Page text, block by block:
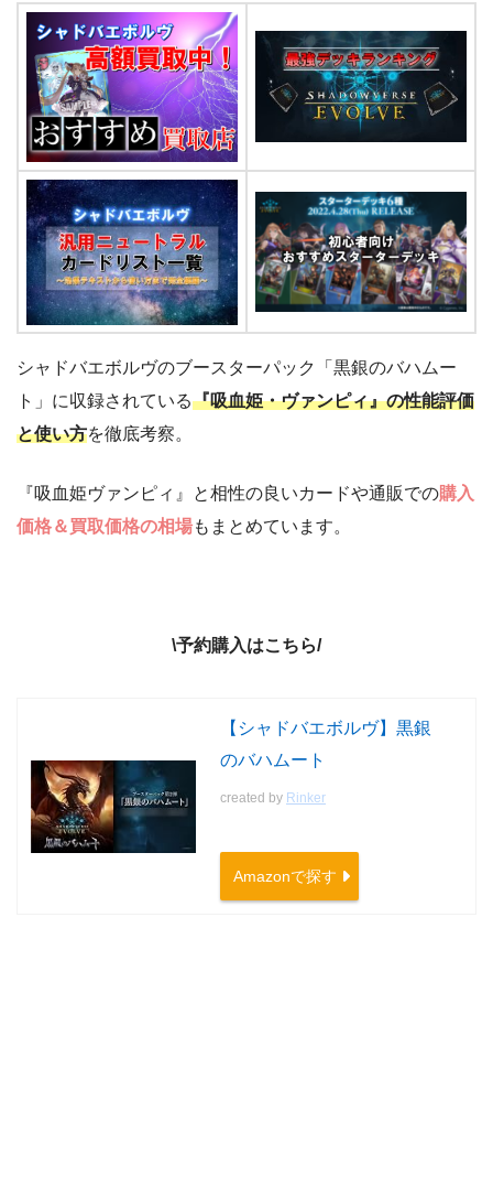
シャドバエボルヴのブースターパック「黒銀のバハムー
ト」に収録されている『吸血姫・ヴァンピィ』の性能評価
と使い方を徹底考察。
『吸血姫ヴァンピィ』と相性の良いカードや通販での購入
価格＆買取価格の相場もまとめています。
\予約購入はこちら/
【シャドバエボルヴ】黒銀
のバハムート
created by Rinker
Amazonで探す